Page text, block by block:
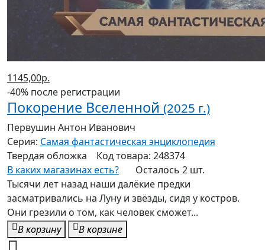
1145,00р.
-40% после регистрации
Покорение Вселенной (2025 г.)
Первушин Антон Иванович
Серия: Самая фантастическая энциклопедия
Твердая обложка Код товара: 248374
В каких магазинах есть?
Осталось 2 шт.
Тысячи лет назад наши далёкие предки
засматривались на Луну и звёзды, сидя у костров.
Они грезили о том, как человек сможет...
В корзину
В корзине